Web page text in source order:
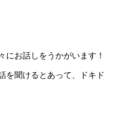
にお話しをうかがいます！
を聞けるとあって、ドキド